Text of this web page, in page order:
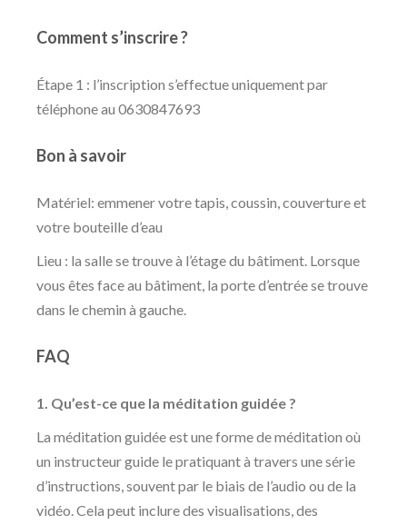
Comment s’inscrire ?
Étape 1 : l’inscription s’effectue uniquement par
téléphone au 0630847693
Bon à savoir
Matériel: emmener votre tapis, coussin, couverture et
votre bouteille d’eau
Lieu : la salle se trouve à l’étage du bâtiment. Lorsque
vous êtes face au bâtiment, la porte d’entrée se trouve
dans le chemin à gauche.
FAQ
1. Qu’est-ce que la méditation guidée ?
La méditation guidée est une forme de méditation où
un instructeur guide le pratiquant à travers une série
d’instructions, souvent par le biais de l’audio ou de la
vidéo. Cela peut inclure des visualisations, des